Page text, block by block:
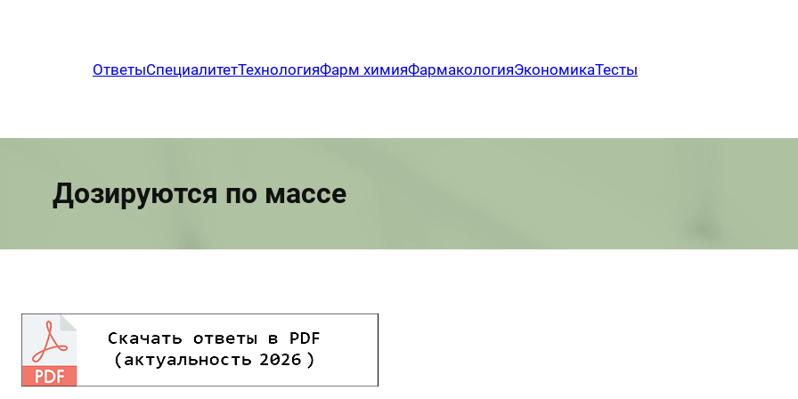
ОтветыСпециалитетТехнологияФарм химияФармакологияЭкономикаТесты
Дозируются по массе